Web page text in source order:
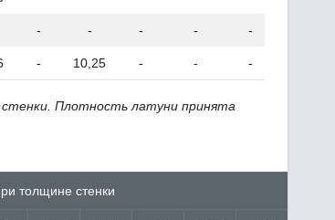
- - - - -
- 10,25 - - -
Плотность латуни принята
толщине стенки